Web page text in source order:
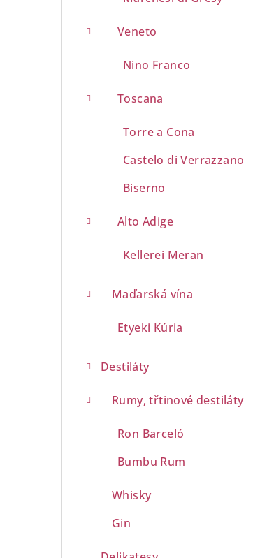
Veneto
Nino Franco
Toscana
Torre a Cona
Castelo di Verrazzano
Biserno
Alto Adige
Kellerei Meran
Maďarská vína
Etyeki Kúria
Destiláty
Rumy, třtinové destiláty
Ron Barceló
Bumbu Rum
Whisky
Gin